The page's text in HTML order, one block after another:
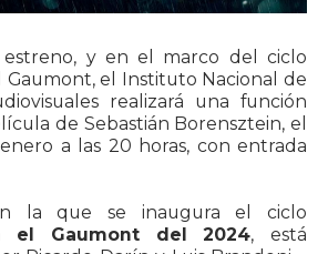
y en el marco del ciclo
Gaumont, el Instituto Nacional de
realizará una función
de Sebastián Borensztein, el
a las 20 horas, con entrada
la que se inaugura el ciclo
el Gaumont del 2024, está